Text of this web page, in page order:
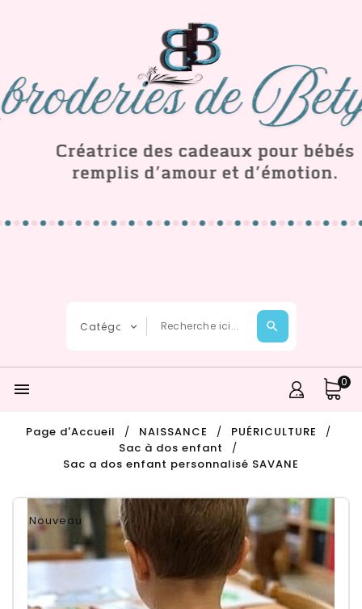
 0
Page d'Accueil NAISSANCE
PUÉRICULTURE
Sac à dos enfant
Sac a dos enfant personnalisé SAVANE
Nouveau